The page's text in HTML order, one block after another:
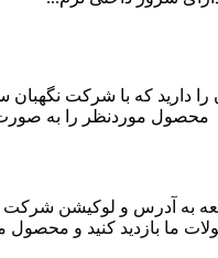
را دارید که با شرکت
محصول موردنظر را به صورت
به آدرس و لوکیشن
ما بازدید کنید و محصول